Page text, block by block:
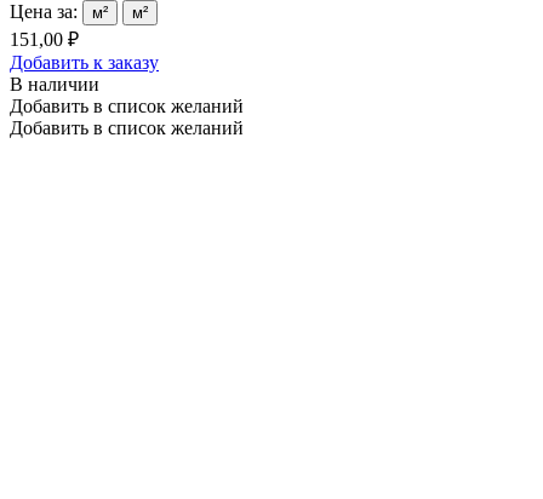
Цена за: м² м²
151,00 ₽
Добавить к заказу
В наличии
Добавить в список желаний
Добавить в список желаний